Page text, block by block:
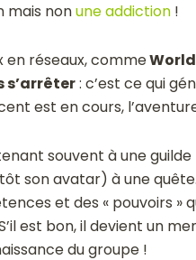
mais nonune addiction!
en réseaux, comme
s’arrêter: c’est ce qui
est en cours,
souvent à une
son avatar) à une
et des « pouvoirs »
est bon, il devient un
du groupe !